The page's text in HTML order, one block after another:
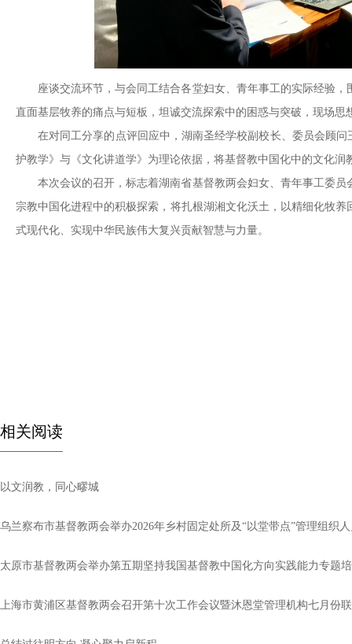
座谈交流环节，与会同工结合各堂妇女、青年事工的实际经验
直面基层牧养的痛点与短板，坦诚交流探索中的困惑与突破，现场思
在对同工分享的点评回应中，湖南圣经学校副校长、委员会顾
护教学》与《文化讲道学》为理论依据，将基督教中国化中的文化润
本次会议的召开，标志着湖南省基督教两会妇女、青年事工委员
宗教中国化进程中的积极探索，将扎根湖湘文化沃土，以精细化牧
式现代化、实现中华民族伟大复兴贡献智慧与力量。
相关阅读
以文润教，同心疁城
乌兰察布市基督教两会举办2026年乡村固定处所及“以堂带点”管理组织
太原市基督教两会举办第五期坚持我国基督教中国化方向实践能力专题
上海市黄浦区基督教两会召开第十次工作会议暨沐恩堂管理机构七月份